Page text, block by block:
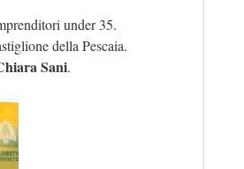
under 35.
della Pescaia.
Sani.